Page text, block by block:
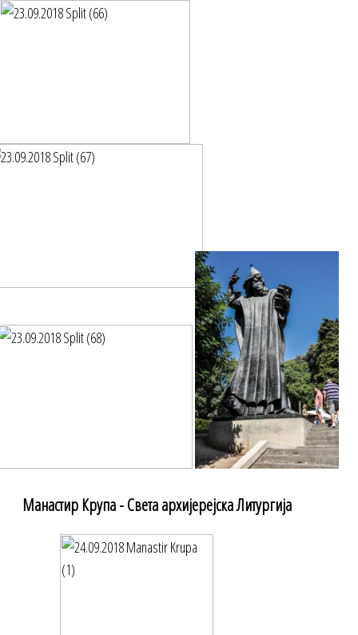
Манастир Крупа - Света архијерејска Литургија